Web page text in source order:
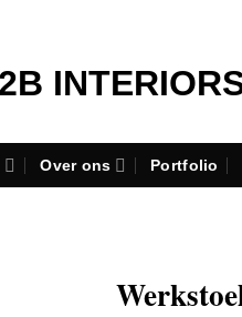
Over ons Portfolio